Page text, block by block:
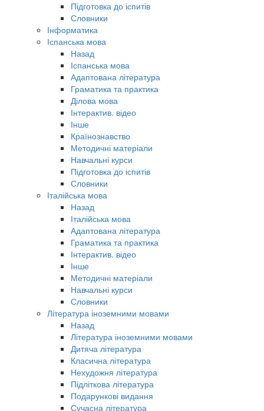
Підготовка до іспитів
Словники
Інформатика
Іспанська мова
Назад
Іспанська мова
Адаптована література
Граматика та практика
Ділова мова
Інтерактив. відео
Інше
Країнознавство
Методичні матеріали
Навчальні курси
Підготовка до іспитів
Словники
Італійська мова
Назад
Італійська мова
Адаптована література
Граматика та практика
Інтерактив. відео
Інше
Методичні матеріали
Навчальні курси
Словники
Література іноземними мовами
Назад
Література іноземними мовами
Дитяча література
Класична література
Нехудожня література
Підліткова література
Подарункові видання
Сучасна література